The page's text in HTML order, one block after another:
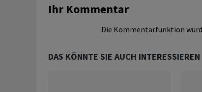
Ihr Kommentar
Die Kommentarfunktion
DAS KÖNNTE SIE AUCH INTERESSIEREN